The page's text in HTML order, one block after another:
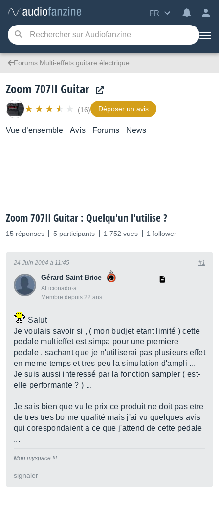
FR
Forums Multi-effets guitare électrique
Zoom 707II Guitar
(16) Déposer un avis
Vue d’ensemble Avis Forums News
Zoom 707II Guitar : Quelqu'un l'utilise ?
15 réponses 5 participants 1 752 vues 1 follower
Gérard Saint Brice
AFicionado·a
Membre depuis 22 ans
24 Juin 2004 à 11:45 #1
Salut
Je voulais savoir si , ( mon budjet etant limité ) cette
pedale multieffet est simpa pour une premiere
pedale , sachant que je n'utiliserai pas plusieurs effet
en meme temps et tres peu la simulation d'ampli ...
Je suis aussi interessé par la fonction sampler ( est-
elle performante ? ) ...
Je sais bien que vu le prix ce produit ne doit pas etre
de tres tres bonne qualité mais j'ai vu quelques avis
qui corespondaient a ce que j'attend de cette pedale
...
Mon myspace !!!
signaler